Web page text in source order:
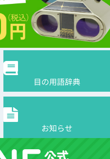
目の用語辞典
お知らせ